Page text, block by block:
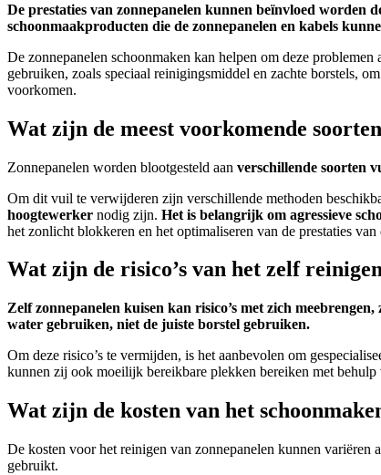
De prestaties van zonnepanelen kunnen beïnvloed worden
schoonmaakproducten die de zonnepanelen en kabels
De zonnepanelen schoonmaken kan helpen om deze
gebruiken, zoals speciaal reinigingsmiddel en zachte borstels,
voorkomen.
Wat zijn de meest voorkomende
Zonnepanelen worden blootgesteld aan verschillende soorten
Om dit vuil te verwijderen zijn verschillende methoden
hoogtewerker nodig zijn. Het is belangrijk om agressieve
het zonlicht blokkeren en het optimaliseren van de prestaties van
Wat zijn de risico’s van het zelf
Zelf zonnepanelen kuisen kan risico’s met zich
water gebruiken, niet de juiste borstel gebruiken.
Om deze risico’s te vermijden, is het aanbevolen om
kunnen zij ook moeilijk bereikbare plekken bereiken met
Wat zijn de kosten van het
De kosten voor het reinigen van zonnepanelen kunnen
gebruikt.